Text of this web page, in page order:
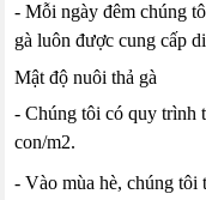
- Mỗi ngày đêm chúng
gà luôn được cung cấp
Mật độ nuôi thả gà
- Chúng tôi có quy trình
con/m2.
- Vào mùa hè, chúng tôi